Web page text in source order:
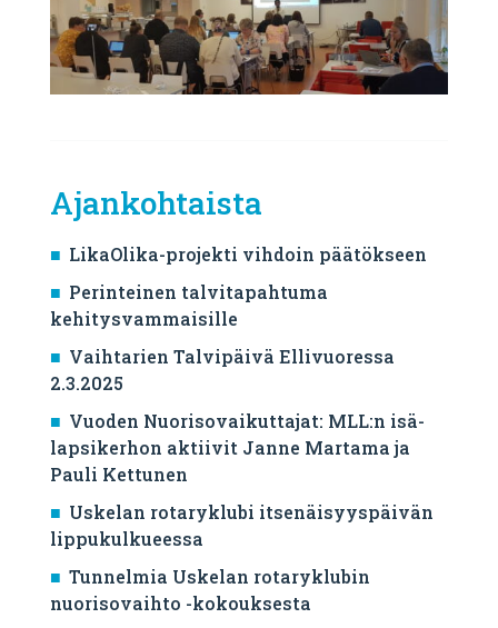
Ajankohtaista
LikaOlika-projekti vihdoin päätökseen
Perinteinen talvitapahtuma
kehitysvammaisille
Vaihtarien Talvipäivä Ellivuoressa
2.3.2025
Vuoden Nuorisovaikuttajat: MLL:n isä-
lapsikerhon aktiivit Janne Martama ja
Pauli Kettunen
Uskelan rotaryklubi itsenäisyyspäivän
lippukulkueessa
Tunnelmia Uskelan rotaryklubin
nuorisovaihto -kokouksesta